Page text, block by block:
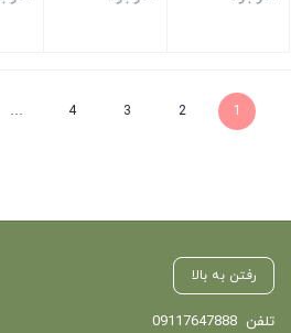
1
2
3
4
…
رفتن به بالا
تلفن 09117647888